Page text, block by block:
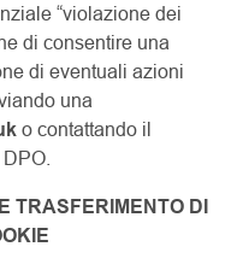
“violazione dei
di consentire una
di eventuali azioni
una
o contattando il
TRASFERIMENTO DI